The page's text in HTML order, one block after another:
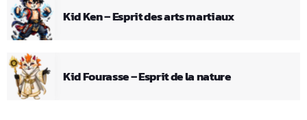
Kid Ken – Esprit des arts martiaux
Kid Fourasse – Esprit de la nature